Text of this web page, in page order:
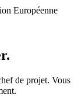
Européenne
de projet. Vous